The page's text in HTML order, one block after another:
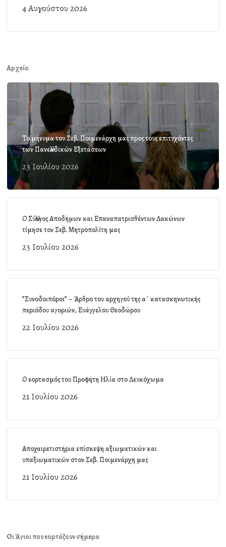
4 Αυγούστου 2026
Αρχείο
Το μήνυμα του Σεβ. Ποιμενάρχη μας προς τους επιτυχόντες
των Πανελλαδικών Εξετάσεων
23 Ιουλίου 2026
Ο Σύλλογος Αποδήμων και Επαναπατρισθέντων Λακώνων
τίμησε τον Σεβ. Μητροπολίτη μας
23 Ιουλίου 2026
”Συνοδοιπόροι” – Άρθρο του αρχηγού της α΄ κατασκηνωτικής
περιόδου αγοριών, Ευάγγελου Θεοδώρου
22 Ιουλίου 2026
Ο εορτασμός του Προφήτη Ηλία στο Λευκόχωμα
21 Ιουλίου 2026
Αποχαιρετιστήρια επίσκεψη αξιωματικών και
υπαξιωματικών στον Σεβ. Ποιμενάρχη μας
21 Ιουλίου 2026
Οι Άγιοι που εορτάζουν σήμερα